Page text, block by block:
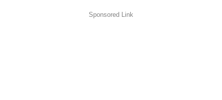
Sponsored Link